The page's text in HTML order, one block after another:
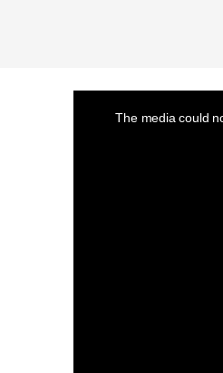
The media could